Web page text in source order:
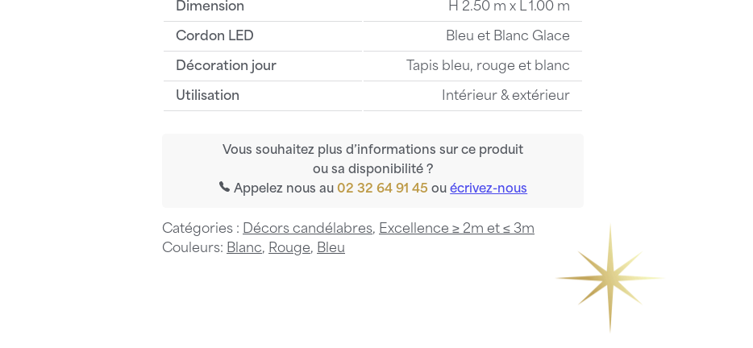
Dimension H 2.50 m x L 1.00 m
Cordon LED Bleu et Blanc Glace
Décoration jour Tapis bleu, rouge et blanc
Utilisation Intérieur & extérieur
Vous souhaitez plus d’informations sur ce produit
ou sa disponibilité ?
Appelez nous au02 32 64 91 45 ouécrivez-nous
Catégories : Décors candélabres, Excellence ≥ 2m et ≤ 3m
Couleurs: Blanc, Rouge, Bleu